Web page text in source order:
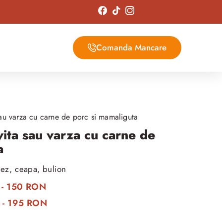
Comanda Mancare
varza cu carne de porc si mamaliguta
sau varza cu carne de
ceapa, bulion
150 RON
195 RON